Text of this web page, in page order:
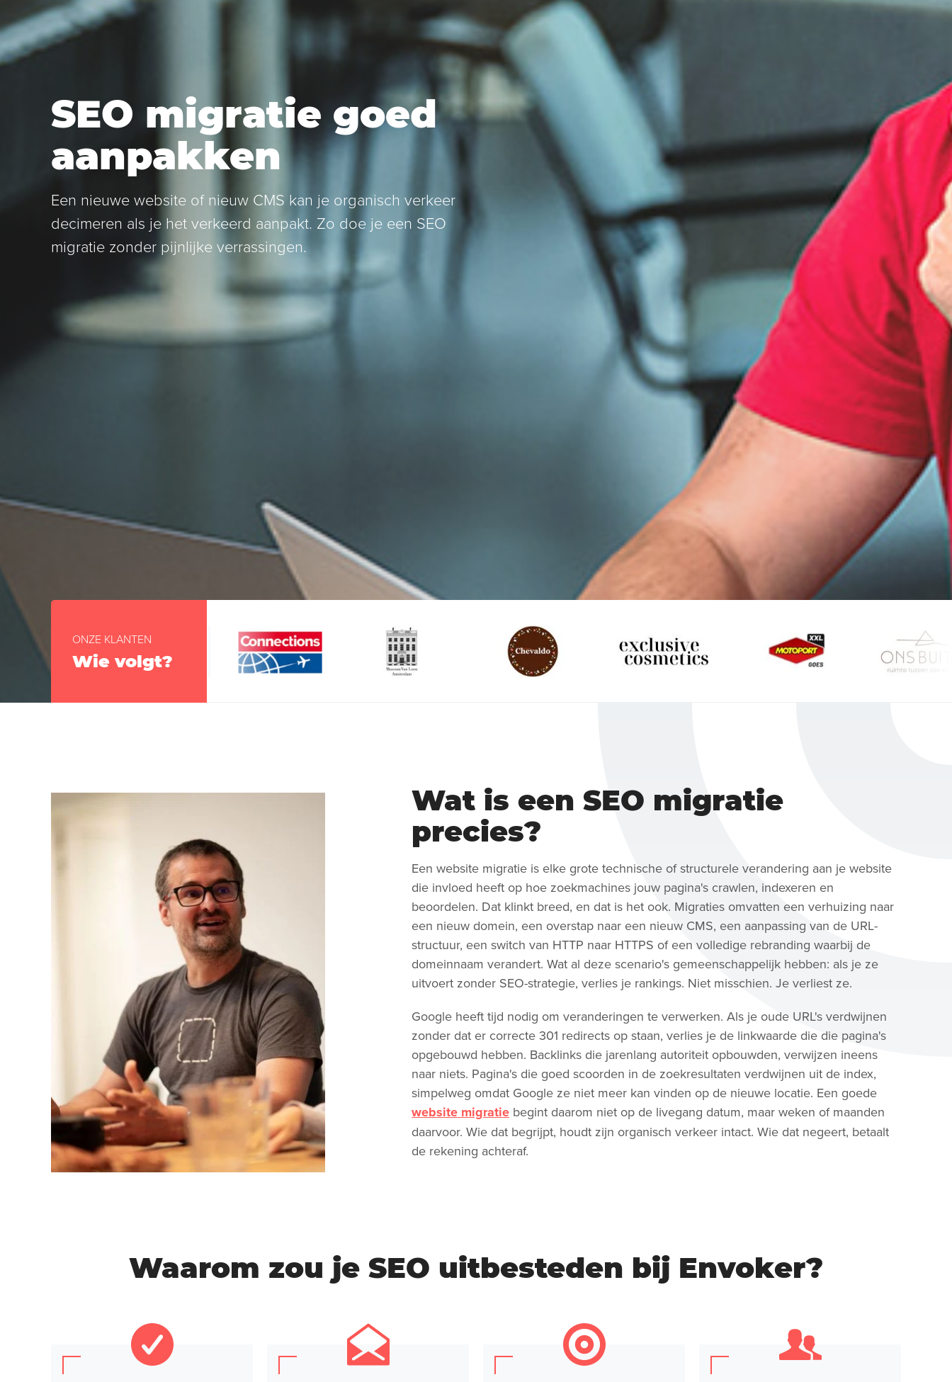
SEO migratie goed
aanpakken
Een nieuwe website of nieuw CMS kan je organisch verkeer
decimeren als je het verkeerd aanpakt. Zo doe je een SEO
migratie zonder pijnlijke verrassingen.
ONZE KLANTEN
Wie volgt?
Wat is een SEO migratie
precies?
Een website migratie is elke grote technische of structurele verandering aan je website
die invloed heeft op hoe zoekmachines jouw pagina's crawlen, indexeren en
beoordelen. Dat klinkt breed, en dat is het ook. Migraties omvatten een verhuizing naar
een nieuw domein, een overstap naar een nieuw CMS, een aanpassing van de URL-
structuur, een switch van HTTP naar HTTPS of een volledige rebranding waarbij de
domeinnaam verandert. Wat al deze scenario's gemeenschappelijk hebben: als je ze
uitvoert zonder SEO-strategie, verlies je rankings. Niet misschien. Je verliest ze.
Google heeft tijd nodig om veranderingen te verwerken. Als je oude URL's verdwijnen
zonder dat er correcte 301 redirects op staan, verlies je de linkwaarde die die pagina's
opgebouwd hebben. Backlinks die jarenlang autoriteit opbouwden, verwijzen ineens
naar niets. Pagina's die goed scoorden in de zoekresultaten verdwijnen uit de index,
simpelweg omdat Google ze niet meer kan vinden op de nieuwe locatie. Een goede
website migratie begint daarom niet op de livegang datum, maar weken of maanden
daarvoor. Wie dat begrijpt, houdt zijn organisch verkeer intact. Wie dat negeert, betaalt
de rekening achteraf.
Waarom zou je SEO uitbesteden bij Envoker?